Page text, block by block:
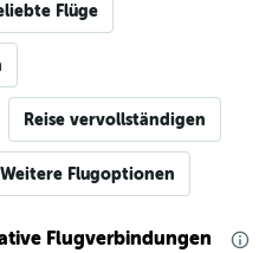
Flüge
Reise vervollständigen
Weitere Flugoptionen
Flugverbindungen